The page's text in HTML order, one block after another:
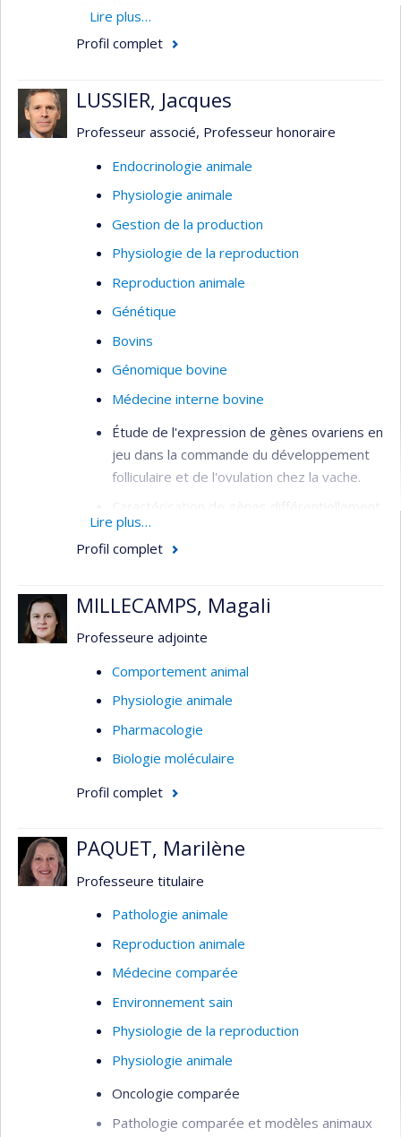
Physiopathologie et thérapie des ulcères
chevaux. Pharmacocinétique de population de
divers médicaments vétérinaires. Utilisation des
Lire plus…
Profil complet
LUSSIER, Jacques
Professeur associé, Professeur honoraire
Endocrinologie animale
Physiologie animale
Gestion de la production
Physiologie de la reproduction
Reproduction animale
Génétique
Bovins
Génomique bovine
Médecine interne bovine
Étude de l'expression de gènes ovariens en
jeu dans la commande du développement
folliculaire et de l'ovulation chez la vache.
Caractérisation de gènes différentiellement
exprimés lors de la dominance folliculaire et
de l'ovulation.
Lire plus…
Profil complet
MILLECAMPS, Magali
Professeure adjointe
Comportement animal
Physiologie animale
Pharmacologie
Biologie moléculaire
Profil complet
PAQUET, Marilène
Professeure titulaire
Pathologie animale
Reproduction animale
Médecine comparée
Environnement sain
Physiologie de la reproduction
Physiologie animale
Oncologie comparée
Pathologie comparée et modèles animaux